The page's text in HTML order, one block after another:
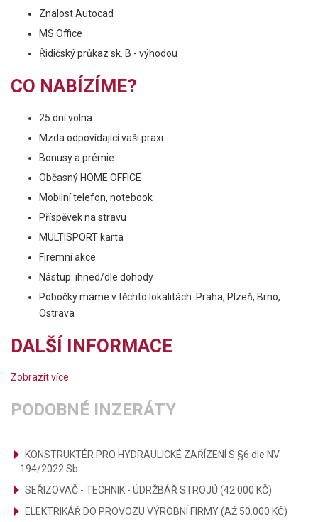
Znalost Autocad
MS Office
Řidičský průkaz sk. B - výhodou
CO NABÍZÍME?
25 dní volna
Mzda odpovídající vaší praxi
Bonusy a prémie
Občasný HOME OFFICE
Mobilní telefon, notebook
Příspěvek na stravu
MULTISPORT karta
Firemní akce
Nástup: ihned/dle dohody
Pobočky máme v těchto lokalitách: Praha, Plzeň, Brno,
Ostrava
DALŠÍ INFORMACE
Zobrazit více
PODOBNÉ INZERÁTY
KONSTRUKTÉR PRO HYDRAULICKÉ ZAŘÍZENÍ S §6 dle NV
194/2022 Sb.
SEŘIZOVAČ - TECHNIK - ÚDRŽBÁŘ STROJŮ (42.000 KČ)
ELEKTRIKÁŘ DO PROVOZU VÝROBNÍ FIRMY (AŽ 50.000 KČ)